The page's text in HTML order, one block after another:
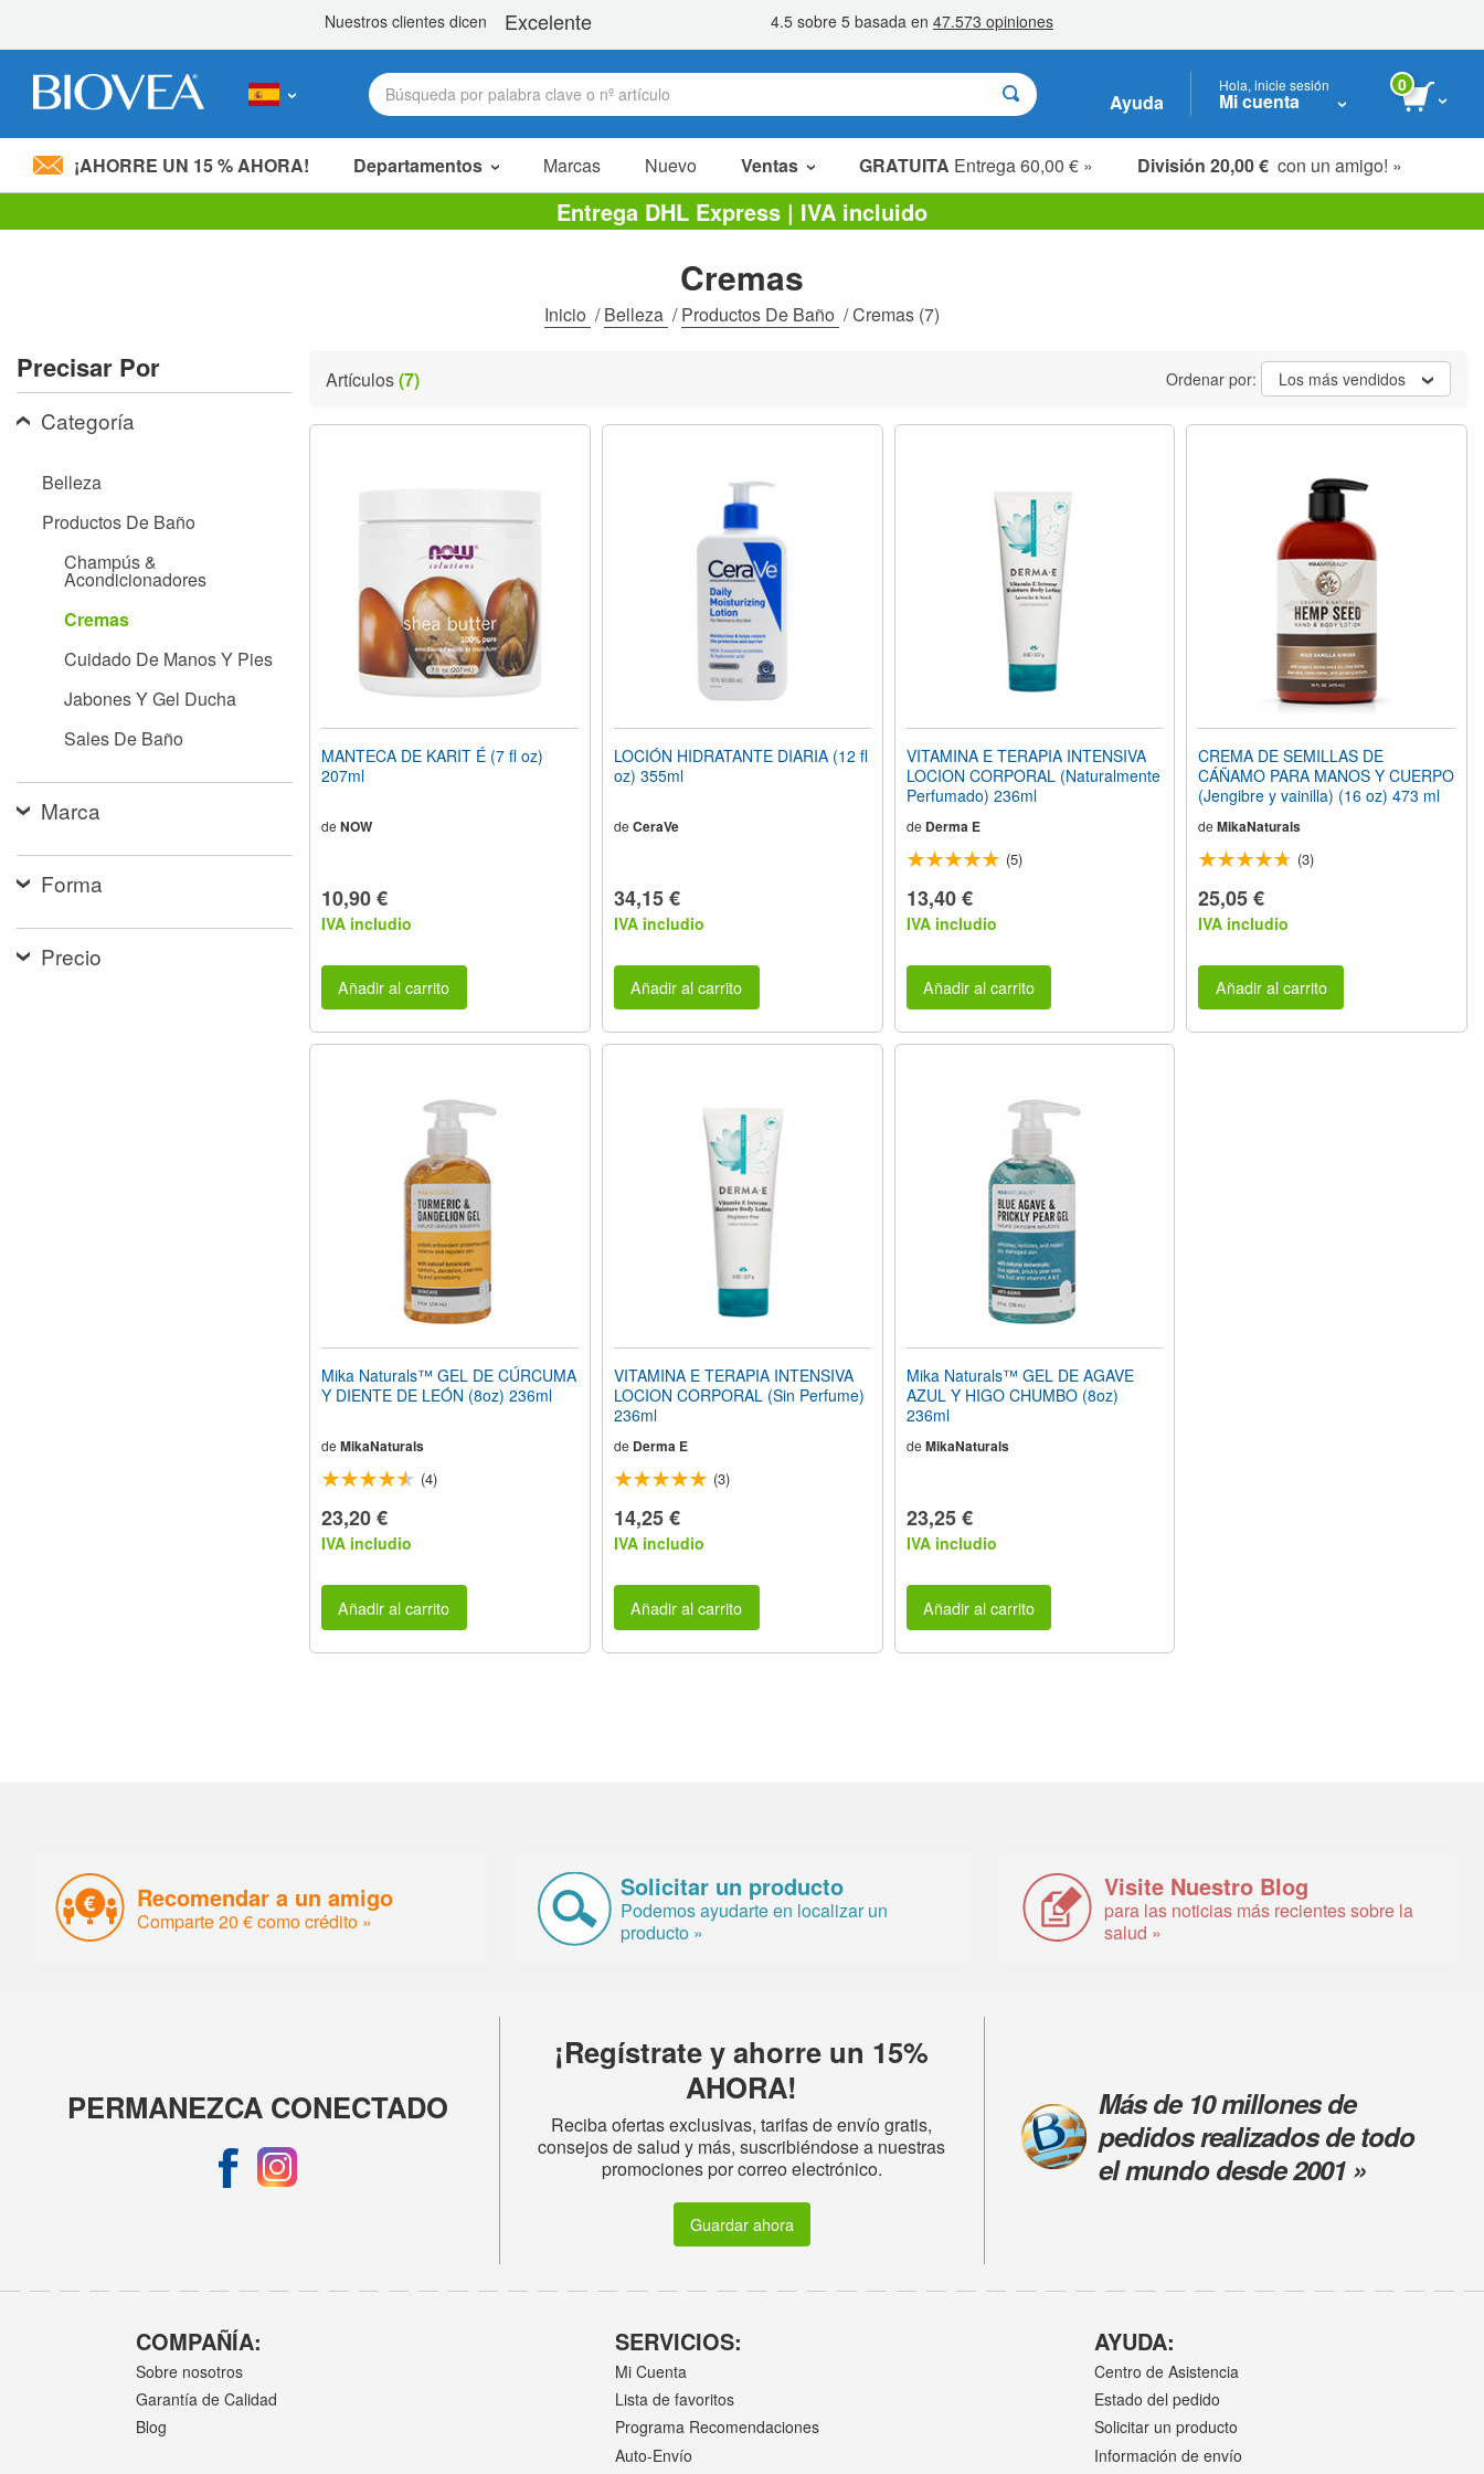
Nota:
accesibilidad.
Presione
Control-
ajustar
personas
discapacidad
de
pantalla;
Presione
para
un
menú
de
Ayuda
Hola, inicie sesión
Mi cuenta
0
¡AHORRE UN 15 % AHORA! Departamentos Marcas Nuevo Ventas GRATUITA Entrega 60,00 € » División 20,00 € con un amigo! »
Artículos en oferta
Packs Ahorro
Liquidaciones
Entrega DHL Express | IVA incluido
Cremas
Inicio /Belleza /Productos De Baño /Cremas (7)
Precisar Por
Categoría
Belleza
Productos De Baño
Champús &
Acondicionadores
Cremas
Cuidado De Manos Y Pies
Jabones Y Gel Ducha
Sales De Baño
Marca
Forma
Precio
Artículos(7) Ordenar por: Los más vendidos
MANTECA DE KARIT É (7 fl oz)
207ml
de NOW
10,90 €
IVA includio
Añadir al carrito
LOCIÓN HIDRATANTE DIARIA (12 fl
oz) 355ml
de CeraVe
34,15 €
IVA includio
Añadir al carrito
VITAMINA E TERAPIA INTENSIVA
LOCION CORPORAL (Naturalmente
Perfumado) 236ml
de Derma E
(5)
13,40 €
IVA includio
Añadir al carrito
CREMA DE SEMILLAS DE
CÁÑAMO PARA MANOS Y CUERPO
(Jengibre y vainilla) (16 oz) 473 ml
de MikaNaturals
(3)
25,05 €
IVA includio
Añadir al carrito
Mika Naturals™ GEL DE CÚRCUMA
Y DIENTE DE LEÓN (8oz) 236ml
de MikaNaturals
(4)
23,20 €
IVA includio
Añadir al carrito
VITAMINA E TERAPIA INTENSIVA
LOCION CORPORAL (Sin Perfume)
236ml
de Derma E
(3)
14,25 €
IVA includio
Añadir al carrito
Mika Naturals™ GEL DE AGAVE
AZUL Y HIGO CHUMBO (8oz)
236ml
de MikaNaturals
23,25 €
IVA includio
Añadir al carrito
Recomendar a un amigo
Comparte 20 € como crédito »
Solicitar un producto
Podemos ayudarte en localizar un
producto »
Visite Nuestro Blog
para las noticias más recientes sobre la
salud »
PERMANEZCA CONECTADO
¡Regístrate y ahorre un 15%
AHORA!
Reciba ofertas exclusivas, tarifas de envío gratis,
consejos de salud y más, suscribiéndose a nuestras
promociones por correo electrónico.
Guardar ahora
Más de 10 millones de
pedidos realizados de todo
el mundo desde 2001 »
COMPAÑÍA:
Sobre nosotros
Garantía de Calidad
Blog
SERVICIOS:
Mi Cuenta
Lista de favoritos
Programa Recomendaciones
Auto-Envío
AYUDA:
Centro de Asistencia
Estado del pedido
Solicitar un producto
Información de envío